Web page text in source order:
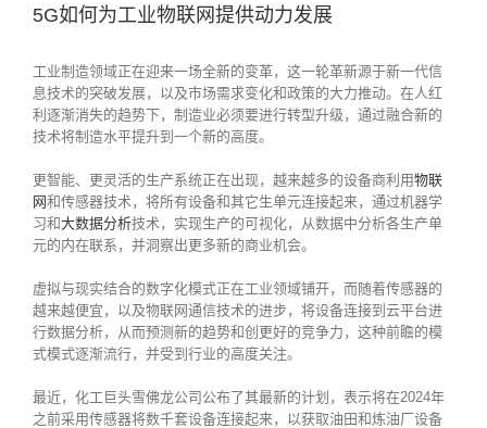
5G如何为工业物联网提供动力发展
工业制造领域正在迎来一场全新的变革，这一轮革新源于新一代信
息技术的突破发展，以及市场需求变化和政策的大力推动。在人红
利逐渐消失的趋势下，制造业必须要进行转型升级，通过融合新的
技术将制造水平提升到一个新的高度。
更智能、更灵活的生产系统正在出现，越来越多的设备商利用物联
网和传感器技术，将所有设备和其它生单元连接起来，通过机器学
习和大数据分析技术，实现生产的可视化，从数据中分析各生产单
元的内在联系，并洞察出更多新的商业机会。
虚拟与现实结合的数字化模式正在工业领域铺开，而随着传感器的
越来越便宜，以及物联网通信技术的进步，将设备连接到云平台进
行数据分析，从而预测新的趋势和创更好的竞争力，这种前瞻的模
式模式逐渐流行，并受到行业的高度关注。
最近，化工巨头雪佛龙公司公布了其最新的计划，表示将在2024年
之前采用传感器将数千套设备连接起来，以获取油田和炼油厂设备